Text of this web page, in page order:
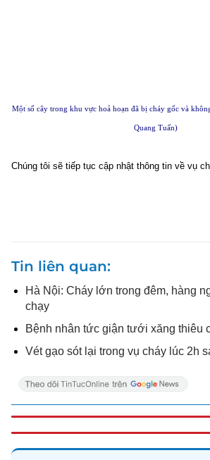
Một số cây trong khu vực hoả hoạn đã bị cháy gốc và
Quang Tuấn)
Chúng tôi sẽ tiếp tục cập nhật thông tin về vụ
Tin liên quan
Hà Nội: Cháy lớn trong đêm, hàng
chạy
Bệnh nhân tức giận tưới xăng thiêu
Vét gạo sót lại trong vụ cháy lúc 2h